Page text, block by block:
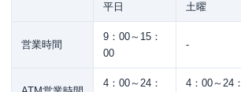
平日 土曜
営業時間
9：00～15：
00
-
4：00～24：
4：00～24：